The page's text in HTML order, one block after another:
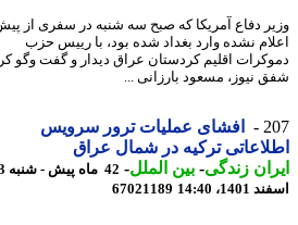
دفاع آمریکا که صبح سه شنبه در سفری از پیش
نشده وارد بغداد شده بود، با رییس حزب
اقلیم کردستان عراق دیدار و گفت وگو کرد. -
نیوز، مسعود بارزانی ...
افشای عملیات ترور سرویس
ترکیه در شمال عراق
زندگی-بین الملل-
42 ماه پیش - شنبه 13
14:40
67021189